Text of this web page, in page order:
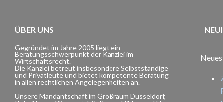
ÜBER UNS
Gegründet im Jahre 2005 liegt ein
Beratungsschwerpunkt der Kanzlei im
Wirtschaftsrecht.
Die Kanzlei betreut insbesondere Selbstständige
und Privatleute und bietet kompetente Beratung
in allen rechtlichen Angelegenheiten an.
Unsere Mandantschaft im Großraum Düsseldorf,